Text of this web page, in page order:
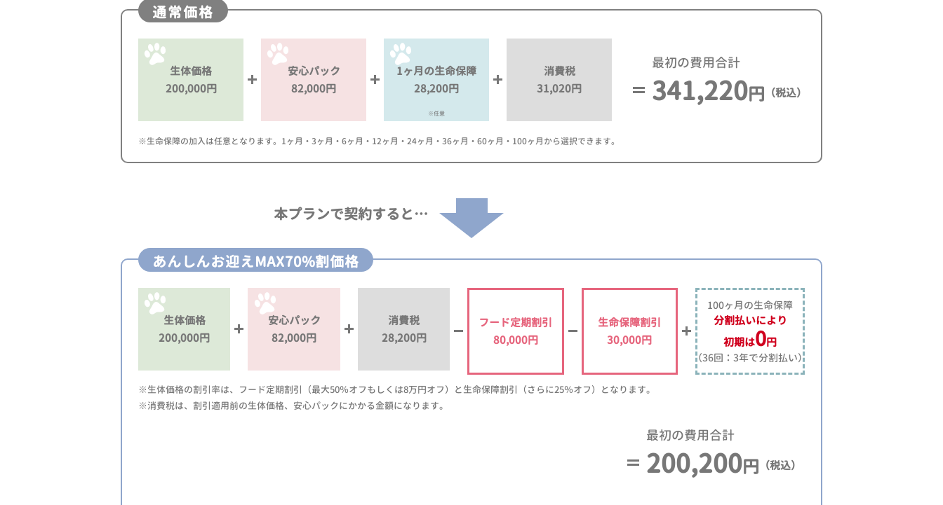
通常価格
生体価格
200,000円
安心パック
82,000円
1ヶ月の生命保障
28,200円
※任意
消費税
31,020円
最初の費用合計
341,220円 （税込）
※生命保障の加入は任意となります。1ヶ月・3ヶ月・6ヶ月・12ヶ月・24ヶ月・36ヶ月・60ヶ月・100ヶ月から選択できます。
本プランで契約すると…
あんしんお迎えMAX70%割価格
生体価格
200,000円
安心パック
82,000円
消費税
28,200円
フード定期割引
80,000円
生命保障割引
30,000円
100ヶ月の生命保障
分割払いにより
初期は0円
（36回：3年で分割払い）
※生体価格の割引率は、フード定期割引（最大50％オフもしくは8万円オフ）と生命保障割引（さらに25％オフ）となります。
※消費税は、割引適用前の生体価格、安心パックにかかる金額になります。
最初の費用合計
200,200円 （税込）